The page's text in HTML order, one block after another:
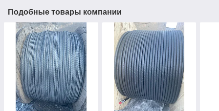
Подобные товары компании